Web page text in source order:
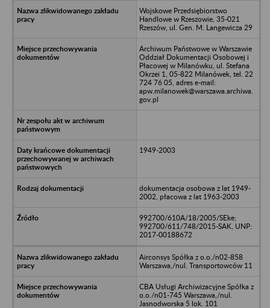
Wojskowe Przedsiębiorstwo
Handlowe w Rzeszowie, 35-021
Rzeszów, ul. Gen. M. Langewicza 29
Archiwum Państwowe w Warszawie
Oddział Dokumentacji Osobowej i
Płacowej w Milanówku, ul. Stefana
Okrzei 1, 05-822 Milanówek, tel. 22
724 76 05, adres e-mail:
apw.milanowek@warszawa.archiwa.
gov.pl
1949-2003
dokumentacja osobowa z lat 1949-
2002, płacowa z lat 1963-2003
992700/610A/18/2005/SEke;
992700/611/748/2015-SAK, UNP:
2017-00188672
Airconsys Spółka z o.o./n02-858
Warszawa,/nul. Transportowców 11
CBA Usługi Archiwizacyjne Spółka z
o.o./n01-745 Warszawa,/nul.
Jasnodworska 5 lok. 101